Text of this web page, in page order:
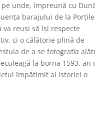
unde, împreună cu
barajului de la
reuşi să îşi respecte
ci o călătorie plină de
de a se fotografia
la borna 1593, an
împătimit al istoriei o